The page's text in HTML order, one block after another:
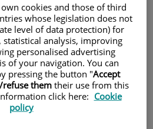
cookies and those of third
whose legislation does not
level of data protection) for
analysis, improving
personalised advertising
of your navigation. You can
pressing the button "Accept
them their use from this
click here: Cookie
policy